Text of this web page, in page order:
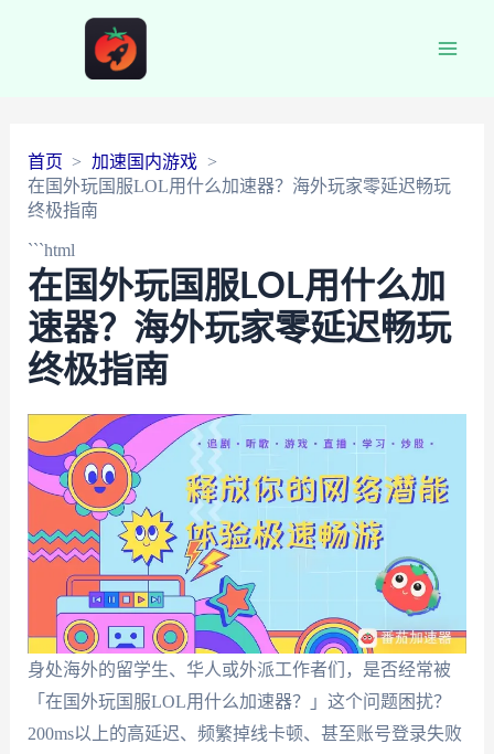
首页
加速国内游戏
在国外玩国服LOL用什么加速器？海外玩家零延迟畅玩
终极指南
```html
在国外玩国服LOL用什么加
速器？海外玩家零延迟畅玩
终极指南
身处海外的留学生、华人或外派工作者们，是否经常被
「在国外玩国服LOL用什么加速器？」这个问题困扰？
200ms以上的高延迟、频繁掉线卡顿、甚至账号登录失败